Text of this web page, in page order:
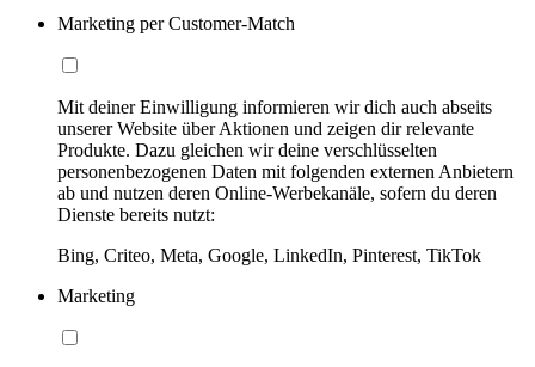
Marketing per Customer-Match
Mit deiner Einwilligung informieren wir dich auch abseits
unserer Website über Aktionen und zeigen dir relevante
Produkte. Dazu gleichen wir deine verschlüsselten
personenbezogenen Daten mit folgenden externen Anbietern
ab und nutzen deren Online-Werbekanäle, sofern du deren
Dienste bereits nutzt:
Bing, Criteo, Meta, Google, LinkedIn, Pinterest, TikTok
Marketing